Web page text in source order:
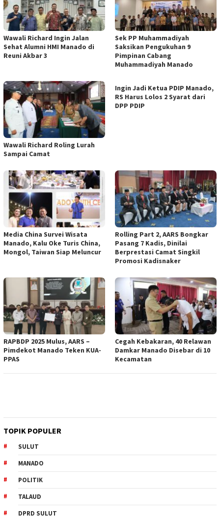
Wawali Richard Ingin Jalan
Sehat Alumni HMI Manado di
Reuni Akbar 3
Sek PP Muhammadiyah
Saksikan Pengukuhan 9
Pimpinan Cabang
Muhammadiyah Manado
Wawali Richard Roling Lurah
Sampai Camat
Ingin Jadi Ketua PDIP Manado,
RS Harus Lolos 2 Syarat dari
DPP PDIP
Media China Survei Wisata
Manado, Kalu Oke Turis China,
Mongol, Taiwan Siap Meluncur
Rolling Part 2, AARS Bongkar
Pasang 7 Kadis, Dinilai
Berprestasi Camat Singkil
Promosi Kadisnaker
RAPBDP 2025 Mulus, AARS –
Pimdekot Manado Teken KUA-
PPAS
Cegah Kebakaran, 40 Relawan
Damkar Manado Disebar di 10
Kecamatan
TOPIK POPULER
SULUT
MANADO
POLITIK
TALAUD
DPRD SULUT